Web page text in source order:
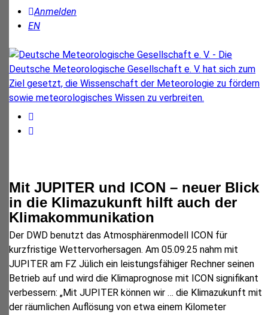
Anmelden
EN
Mit JUPITER und ICON – neuer Blick
in die Klimazukunft hilft auch der
Klimakommunikation
Der DWD benutzt das Atmosphärenmodell ICON für
kurzfristige Wettervorhersagen. Am 05.09.25 nahm mit
JUPITER am FZ Jülich ein leistungsfähiger Rechner seinen
Betrieb auf und wird die Klimaprognose mit ICON signifikant
verbessern: „Mit JUPITER können wir … die Klimazukunft mit
der räumlichen Auflösung von etwa einem Kilometer